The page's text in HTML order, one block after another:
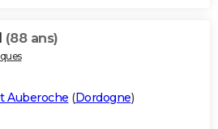
(88 ans)
Auberoche (Dordogne)